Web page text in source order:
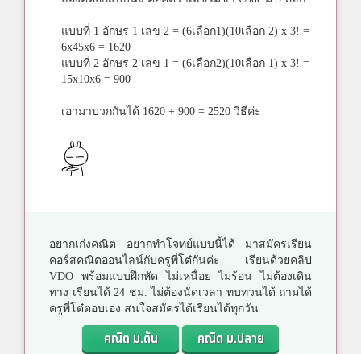
แบบที่ 1 อักษร 1 เลข 2 = (6เลือก1)(10เลือก 2) x 3! =
6x45x6 = 1620
แบบที่ 2 อักษร 2 เลข 1 = (6เลือก2)(10เลือก 1) x 3! =
15x10x6 = 900
เอามาบวกกันได้ 1620 + 900 = 2520 วิธีค่ะ
อยากเก่งคณิต อยากทำโจทย์แบบนี้ได้ มาสมัครเรียน
คอร์สคณิตออนไลน์กับครูพี่โต๋กันค่ะ เรียนด้วยคลิป
VDO พร้อมแบบฝึกหัด ไม่เหนื่อย ไม่ร้อน ไม่ต้องเดิน
ทาง เรียนได้ 24 ชม. ไม่ต้องนัดเวลา ทบทวนได้ ถามได้
ครูพี่โต๋ตอบเอง สนใจสมัครได้เรียนได้ทุกวัน
คณิต ม.ต้น
คณิต ม.ปลาย